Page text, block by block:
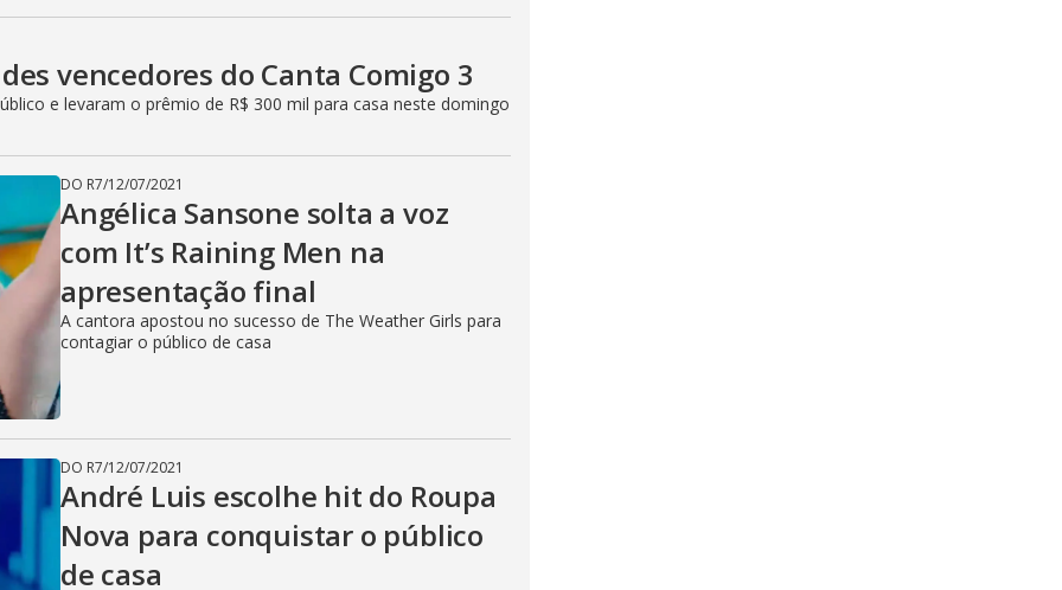
vencedores do Canta Comigo 3
e levaram o prêmio de R$ 300 mil para casa neste domingo
DO R7/12/07/2021
Angélica Sansone solta a voz
com It’s Raining Men na
apresentação final
A cantora apostou no sucesso de The Weather Girls para
contagiar o público de casa
DO R7/12/07/2021
André Luis escolhe hit do Roupa
Nova para conquistar o público
de casa